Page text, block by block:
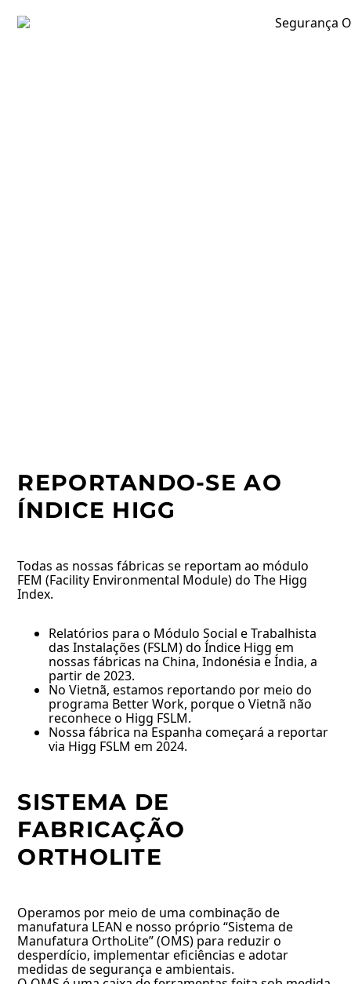
REPORTANDO-SE AO
ÍNDICE HIGG
Todas as nossas fábricas se reportam ao módulo
FEM (Facility Environmental Module) do The Higg
Index.
Relatórios para o Módulo Social e Trabalhista
das Instalações (FSLM) do Índice Higg em
nossas fábricas na China, Indonésia e Índia, a
partir de 2023.
No Vietnã, estamos reportando por meio do
programa Better Work, porque o Vietnã não
reconhece o Higg FSLM.
Nossa fábrica na Espanha começará a reportar
via Higg FSLM em 2024.
SISTEMA DE
FABRICAÇÃO
ORTHOLITE
Operamos por meio de uma combinação de
manufatura LEAN e nosso próprio “Sistema de
Manufatura OrthoLite” (OMS) para reduzir o
desperdício, implementar eficiências e adotar
medidas de segurança e ambientais.